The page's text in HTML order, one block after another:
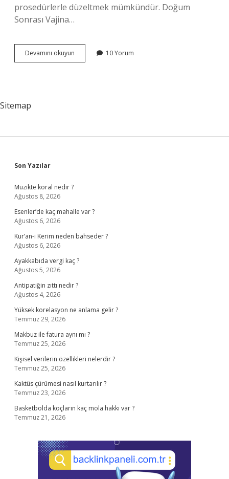
prosedürlerle düzeltmek mümkündür. Doğum
Sonrası Vajina…
Devamını okuyun
Doğum
10 Yorum
Sitemap
Sidebar
Son Yazılar
Müzikte koral nedir ?
Ağustos 8, 2026
Esenler’de kaç mahalle var ?
Ağustos 6, 2026
Kur’an-ı Kerim neden bahseder ?
Ağustos 6, 2026
Ayakkabıda vergi kaç ?
Ağustos 5, 2026
Antipatiğin zıttı nedir ?
Ağustos 4, 2026
Yüksek korelasyon ne anlama gelir ?
Temmuz 29, 2026
Makbuz ile fatura aynı mı ?
Temmuz 25, 2026
Kişisel verilerin özellikleri nelerdir ?
Temmuz 25, 2026
Kaktüs çürümesi nasıl kurtarılır ?
Temmuz 23, 2026
Basketbolda koçların kaç mola hakkı var ?
Temmuz 21, 2026